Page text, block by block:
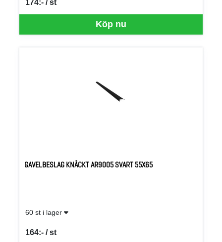
Köp nu
174:- / st
SEK per ST
GAVELBESLAG KNÄCKT AR9005 SVART 55X65
60 st i lager
164:- / st
SEK per ST